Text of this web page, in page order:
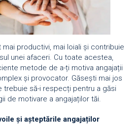
mai productivi, mai loiali și contribuie
unei afaceri. Cu toate acestea,
metode de a-ți motiva angajații
și provocator. Găsești mai jos
trebuie să-i respecți pentru a găsi
de motivare a angajaților tăi.
și așteptările angajaților